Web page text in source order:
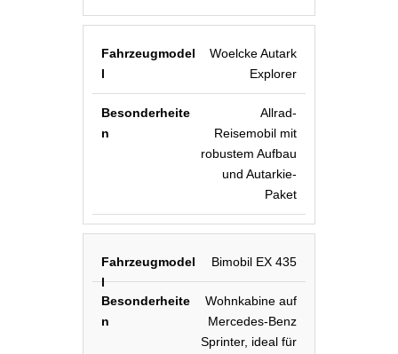
Woelcke Autark
Explorer
Allrad-
Reisemobil mit
robustem Aufbau
und Autarkie-
Paket
Bimobil EX 435
Wohnkabine auf
Mercedes-Benz
Sprinter, ideal für